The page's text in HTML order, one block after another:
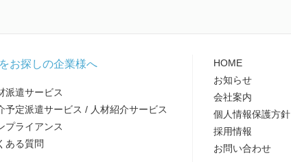
お探しの企業様へ
派遣サービス
予定派遣サービス / 人材紹介サービス
プライアンス
ある質問
HOME
お知らせ
会社案内
個人情報保護方針
採用情報
お問い合わせ